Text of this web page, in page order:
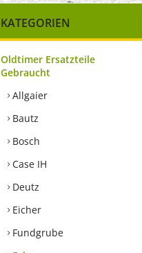
KATEGORIEN
Oldtimer Ersatzteile
Gebraucht
Allgaier
Bautz
Bosch
Case IH
Deutz
Eicher
Fundgrube